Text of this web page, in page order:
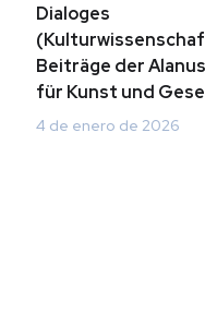
Dialoges
Beiträge der
für Kunst und
4 de enero de 2026